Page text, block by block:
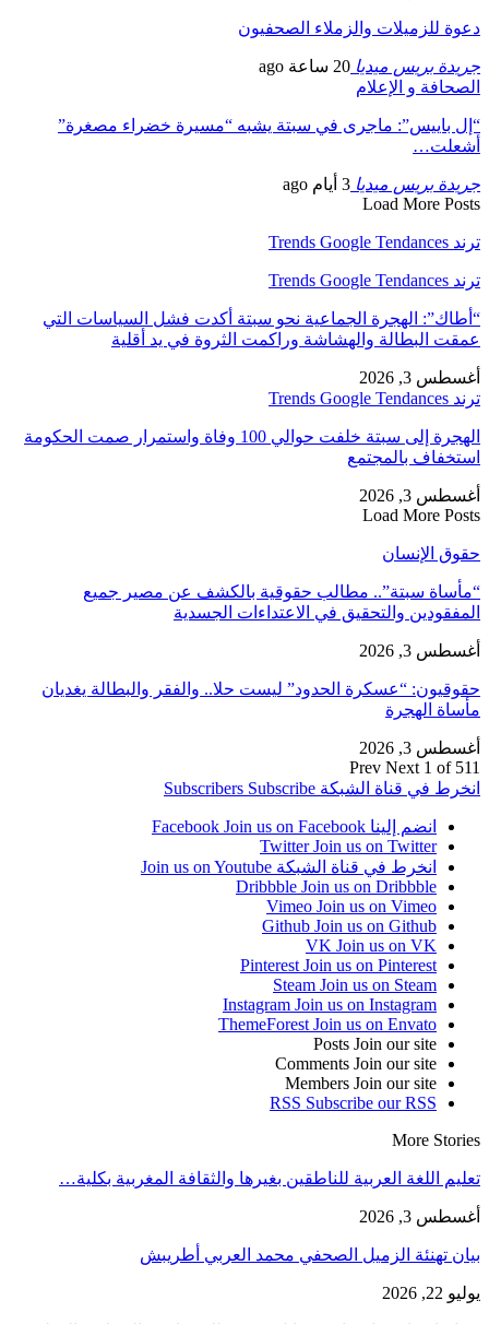
دعوة للزميلات والزملاء الصحفيون
جريدة بريس ميديا 20 ساعة ago
الصحافة و الإعلام
“إل باييس”: ماجرى في سبتة يشبه “مسيرة خضراء مصغرة”
أشعلت…
جريدة بريس ميديا 3 أيام ago
Load More Posts
ترند Trends Google Tendances
ترند Trends Google Tendances
“أطاك”: الهجرة الجماعية نحو سبتة أكدت فشل السياسات التي
عمقت البطالة والهشاشة وراكمت الثروة في يد أقلية
أغسطس 3, 2026
ترند Trends Google Tendances
الهجرة إلى سبتة خلفت حوالي 100 وفاة واستمرار صمت الحكومة
استخفاف بالمجتمع
أغسطس 3, 2026
Load More Posts
حقوق الإنسان
“مأساة سبتة”.. مطالب حقوقية بالكشف عن مصير جميع
المفقودين والتحقيق في الاعتداءات الجسدية
أغسطس 3, 2026
حقوقيون: “عسكرة الحدود” ليست حلا.. والفقر والبطالة يغديان
مأساة الهجرة
أغسطس 3, 2026
Prev Next 1 of 511
انخرط في قناة الشبكة
Subscribers Subscribe
انضم إلينا Facebook Join us on Facebook
Twitter Join us on Twitter
انخرط في قناة الشبكة Join us on Youtube
Dribbble Join us on Dribbble
Vimeo Join us on Vimeo
Github Join us on Github
VK Join us on VK
Pinterest Join us on Pinterest
Steam Join us on Steam
Instagram Join us on Instagram
ThemeForest Join us on Envato
Posts Join our site
Comments Join our site
Members Join our site
RSS Subscribe our RSS
More Stories
تعليم اللغة العربية للناطقين بغيرها والثقافة المغربية بكلية…
أغسطس 3, 2026
بيان تهنئة الزميل الصحفي محمد العربي أطريبش
يوليو 22, 2026